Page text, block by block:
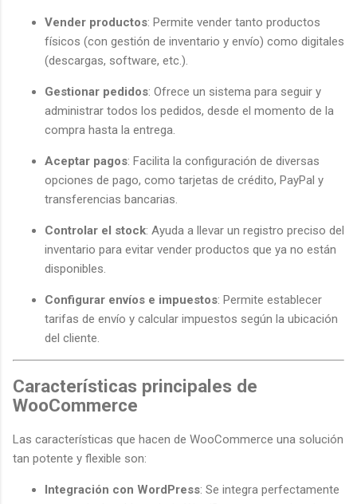
Vender productos: Permite vender tanto productos
físicos (con gestión de inventario y envío) como digitales
(descargas, software, etc.).
Gestionar pedidos: Ofrece un sistema para seguir y
administrar todos los pedidos, desde el momento de la
compra hasta la entrega.
Aceptar pagos: Facilita la configuración de diversas
opciones de pago, como tarjetas de crédito, PayPal y
transferencias bancarias.
Controlar el stock: Ayuda a llevar un registro preciso del
inventario para evitar vender productos que ya no están
disponibles.
Configurar envíos e impuestos: Permite establecer
tarifas de envío y calcular impuestos según la ubicación
del cliente.
Características principales de
WooCommerce
Las características que hacen de WooCommerce una solución
tan potente y flexible son:
Integración con WordPress: Se integra perfectamente